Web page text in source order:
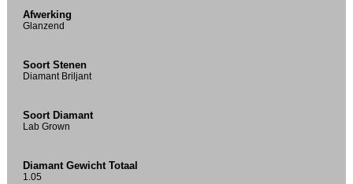
Afwerking
Glanzend
Soort Stenen
Diamant Briljant
Soort Diamant
Lab Grown
Diamant Gewicht Totaal
1.05